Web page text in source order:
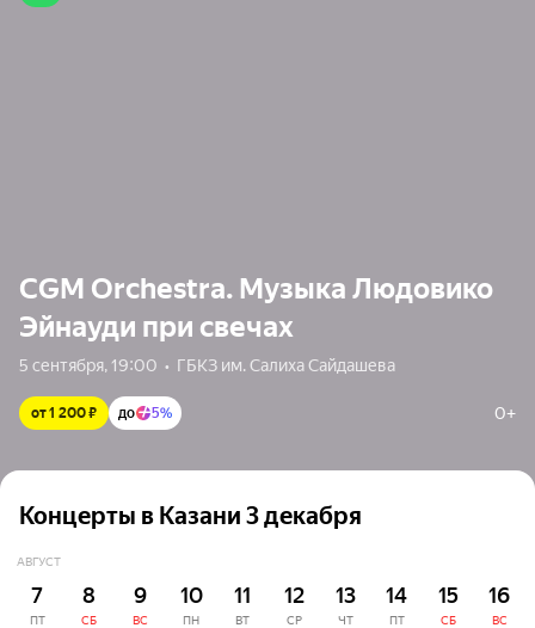
CGM Orchestra. Музыка Людовико
Эйнауди при свечах
5 сентября, 19:00  •  ГБКЗ им. Салиха Сайдашева
от 1 200 ₽ до 5% 0+
Концерты в Казани 3 декабря
АВГУСТ
7
ПТ
8
СБ
9
ВС
10
ПН
11
ВТ
12
СР
13
ЧТ
14
ПТ
15
СБ
16
ВС